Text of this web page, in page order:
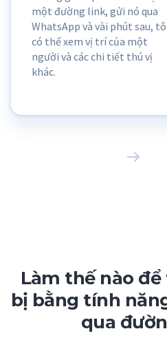
một đường link, gửi nó qua
WhatsApp và vài phút sau,
có thể xem vị trí của một
người và các chi tiết thú vị
khác.
Làm thế nào
bị bằng tính
qua